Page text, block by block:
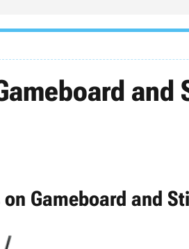
and
on Gameboard and